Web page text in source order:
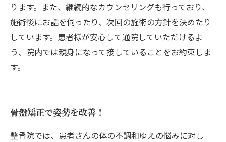
ります。また、継続的なカウンセリングも行っており、
施術後にお話を伺ったり、次回の施術の方針を決めたり
しています。患者様が安心して通院していただけるよ
う、院内では親身になって接していることをお約束しま
す。
骨盤矯正で姿勢を改善！
整骨院では、患者さんの体の不調和ゆえの悩みに対し